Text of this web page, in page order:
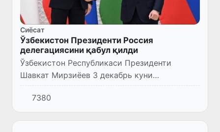
Сиёсат
Ўзбекистон Президенти Россия
делегациясини қабул қилди
Ўзбекистон Республикаси Президенти
Шавкат Мирзиёев 3 декабрь куни
Ҳукуматлараро комиссиянинг навбатдаги
йиғилишида иштирок этиш учун
мамлакатимизга келган Россия Федерацияси
Ҳукума...
7380